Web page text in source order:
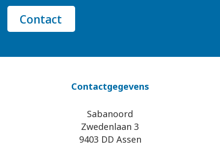
Contact
Contactgegevens
Sabanoord
Zwedenlaan 3
9403 DD Assen